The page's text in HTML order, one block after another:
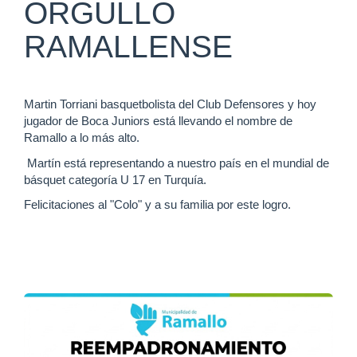
ORGULLO
RAMALLENSE
Martin Torriani basquetbolista del Club Defensores y hoy
jugador de Boca Juniors está llevando el nombre de
Ramallo a lo más alto.
Martín está representando a nuestro país en el mundial de
básquet categoría U 17 en Turquía.
Felicitaciones al "Colo" y a su familia por este logro.